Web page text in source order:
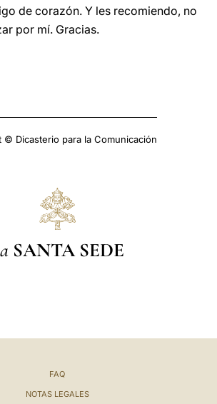
de corazón. Y les recomiendo, no
por mí. Gracias.
© Dicasterio para la Comunicación
SANTA SEDE
FAQ
NOTAS LEGALES